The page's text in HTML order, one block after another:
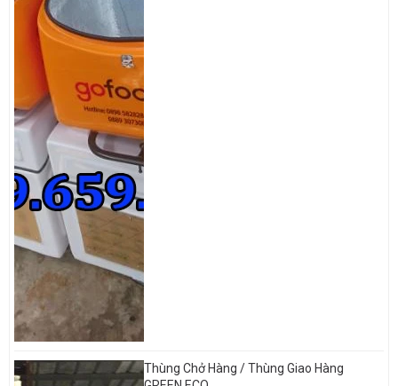
Thùng chở hàng sau xe máy
hoặc tùy theo yêu cầu của khách hàng. Với Thùng chở hàng
composite chuyên dùng để chở thực phẩm, quần áo hay các vật
phẩm tiêu dùng khác.
Thùng Chở Hàng / Thùng Giao Hàng